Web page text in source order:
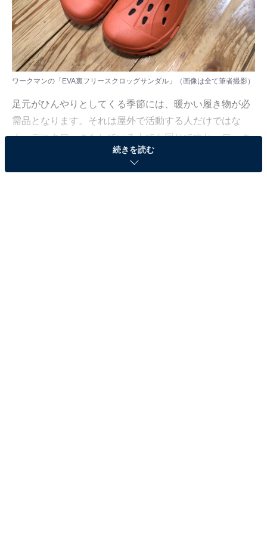
ワークマンの「EVA裏フリースクロッグサンダル」（画像は全て筆者撮影）
足元がひんやりとしてくる季節には、暖かい履き物が必
需品となります。それは屋外で活動する人だけではな
く、デスクワークをしている人でも同じですね。ワーク
マンに暖かそうなサンダル「EVA裏フリースクロッグサ
ンダル」があったので、室内履きにしてみようかと思い
続きを読む